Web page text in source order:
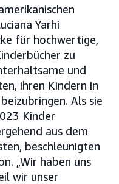
Yarhi
für hochwertige,
zu
und
ihren Kindern in
Als sie
Kinder
aus dem
beschleunigten
„Wir haben uns
wir unser